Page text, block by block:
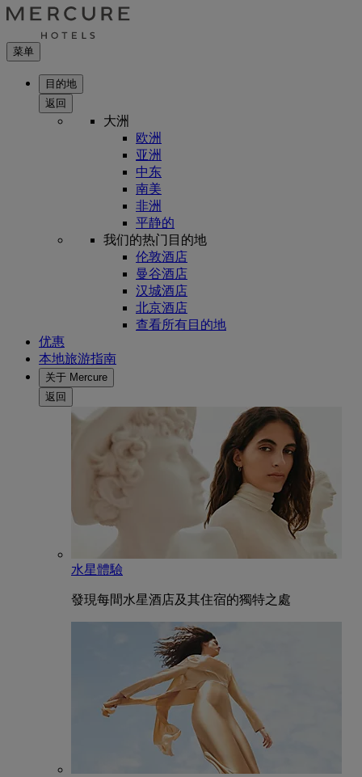
菜单
目的地
返回
大洲
欧洲
亚洲
中东
南美
非洲
平静的
我们的热门目的地
伦敦酒店
曼谷酒店
汉城酒店
北京酒店
查看所有目的地
优惠
本地旅游指南
关于 Mercure
返回
水星體驗
發現每間水星酒店及其住宿的獨特之處